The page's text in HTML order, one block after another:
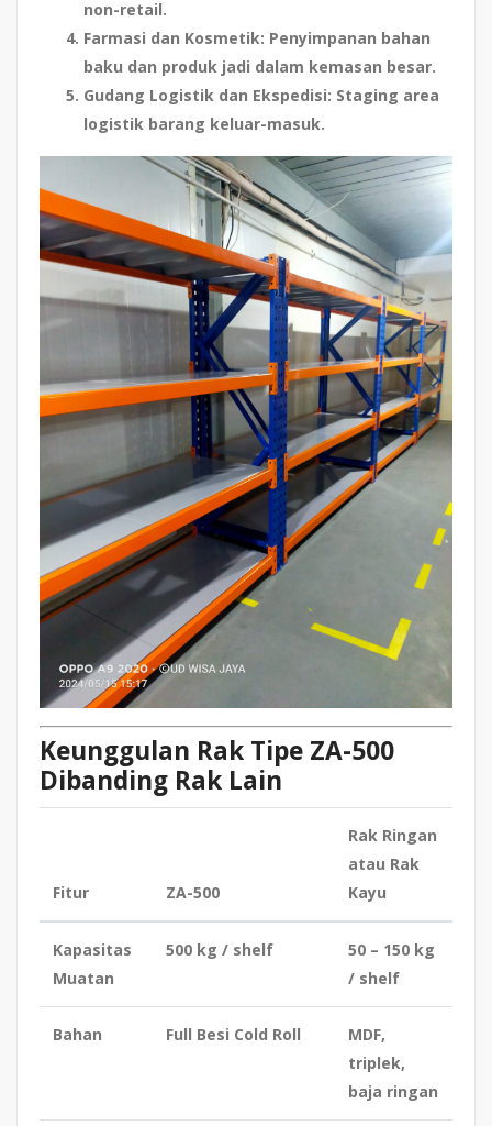
non-retail.
Farmasi dan Kosmetik: Penyimpanan bahan
baku dan produk jadi dalam kemasan besar.
Gudang Logistik dan Ekspedisi: Staging area
logistik barang keluar-masuk.
Keunggulan Rak Tipe ZA-500
Dibanding Rak Lain
Fitur ZA-500
Rak Ringan
atau Rak
Kayu
Kapasitas
Muatan
500 kg / shelf
50 – 150 kg
/ shelf
Bahan Full Besi Cold Roll
MDF,
triplek,
baja ringan